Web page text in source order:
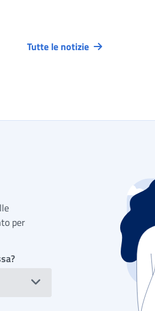
Tutte le notizie
per